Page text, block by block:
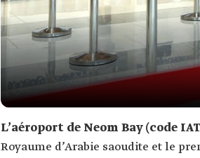
L’aéroport de Neom Bay (code
Royaume d’Arabie saoudite et le